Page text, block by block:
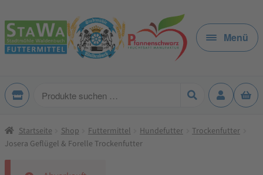
Zur
Navigation
springen
Zum
Inhalt
springen
Menü
Produkte
Startseite Shop Futtermittel Hundefutter
Trockenfutter
Josera Geflügel & Forelle Trockenfutter